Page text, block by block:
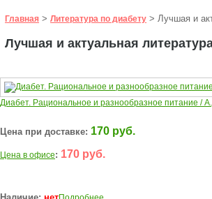
Главная > Литература по диабету > Лучшая и
Лучшая и актуальная
Диабет. Рациональное и разнообразное питание /
Цена при доставке: 170 руб.
Цена в офисе: 170 руб.